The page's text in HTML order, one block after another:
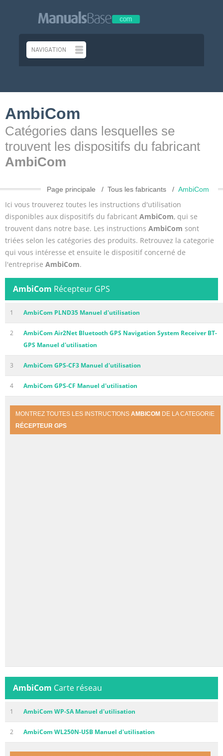
AmbiCom
Catégories dans lesquelles se
trouvent les dispositifs du fabricant
AmbiCom
Page principale Tous les fabricants AmbiCom
Ici vous trouverez toutes les instructions d'utilisation
disponibles aux dispositifs du fabricant AmbiCom, qui se
trouvent dans notre base. Les instructions AmbiCom sont
triées selon les catégories des produits. Retrouvez la categorie
qui vous intéresse et ensuite le dispositif concerné de
l'entreprise AmbiCom.
AmbiCom Récepteur GPS
1 AmbiCom PLND35 Manuel d'utilisation
2
AmbiCom Air2Net Bluetooth GPS Navigation System Receiver BT-
GPS Manuel d'utilisation
3 AmbiCom GPS-CF3 Manuel d'utilisation
4 AmbiCom GPS-CF Manuel d'utilisation
MONTREZ TOUTES LES INSTRUCTIONS AMBICOM DE LA CATEGORIE
RÉCEPTEUR GPS
AmbiCom Carte réseau
1 AmbiCom WP-SA Manuel d'utilisation
2 AmbiCom WL250N-USB Manuel d'utilisation